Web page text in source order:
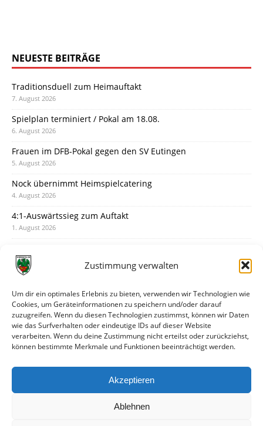
Zustimmung verwalten
Um dir ein optimales Erlebnis zu bieten, verwenden wir Technologien wie
Cookies, um Geräteinformationen zu speichern und/oder darauf
zuzugreifen. Wenn du diesen Technologien zustimmst, können wir Daten
wie das Surfverhalten oder eindeutige IDs auf dieser Website
verarbeiten. Wenn du deine Zustimmung nicht erteilst oder zurückziehst,
können bestimmte Merkmale und Funktionen beeinträchtigt werden.
Akzeptieren
Ablehnen
NEUESTE BEITRÄGE
Traditionsduell zum Heimauftakt
7. August 2026
Spielplan terminiert / Pokal am 18.08.
6. August 2026
Frauen im DFB-Pokal gegen den SV Eutingen
5. August 2026
Nock übernimmt Heimspielcatering
4. August 2026
4:1-Auswärtssieg zum Auftakt
1. August 2026
31. Juli 2026
30. Juli 2026
Deine Spielminute: 89+1
28. Juli 2026
Neuer Rückensponsor
Neue Podcast-Folge: So tickt Björn!
27. Juli 2026